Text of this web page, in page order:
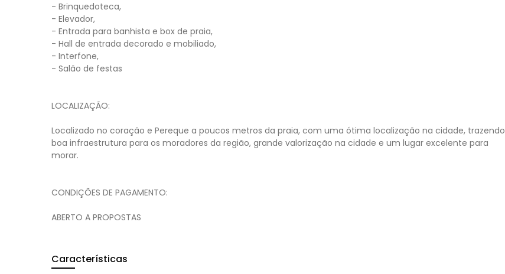
- Brinquedoteca,
- Elevador,
- Entrada para banhista e box de praia,
- Hall de entrada decorado e mobiliado,
- Interfone,
- Salão de festas
LOCALIZAÇÃO:
Localizado no coração e Pereque a poucos metros da praia, com uma ótima localização na cidade, trazendo
boa infraestrutura para os moradores da região, grande valorização na cidade e um lugar excelente para
morar.
CONDIÇÕES DE PAGAMENTO:
ABERTO A PROPOSTAS
Características